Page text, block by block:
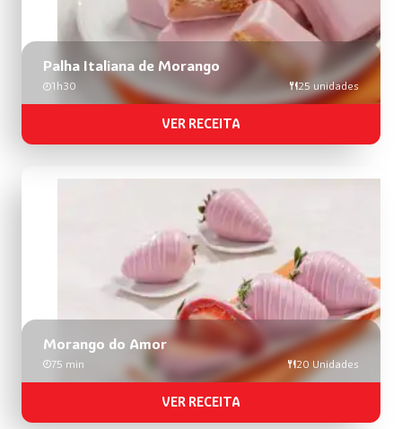
Palha Italiana de Morango
1h30 25 unidades
VER RECEITA
Morango do Amor
75 min 20 Unidades
VER RECEITA